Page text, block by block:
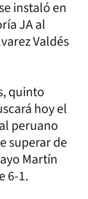
instaló en
JA al
Valdés
quinto
hoy el
peruano
superar de
Martín
6-1.